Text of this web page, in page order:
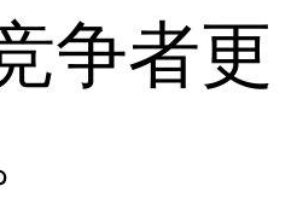
争者更